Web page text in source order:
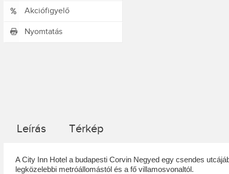
Akciófigyelő
Nyomtatás
Leírás Térkép
A City Inn Hotel a budapesti Corvin Negyed egy csendes
legközelebbi metróállomástól és a fő villamosvonaltól.